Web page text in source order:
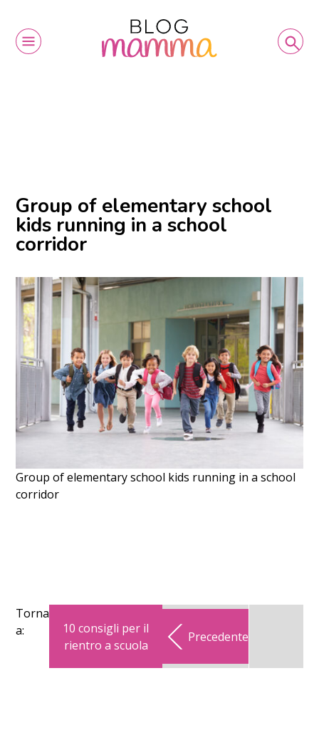
Group of elementary school
kids running in a school
corridor
Group of elementary school kids running in a school
corridor
Torna
a:
10 consigli per il
rientro a scuola
Precedente